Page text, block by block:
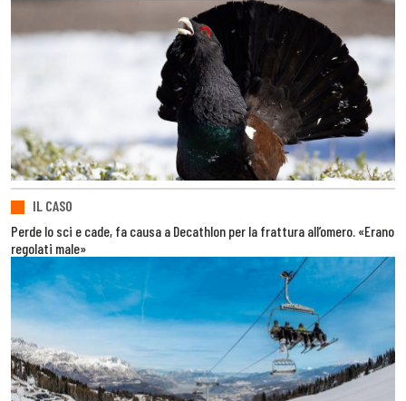
IL CASO
Perde lo sci e cade, fa causa a Decathlon per la frattura all’omero. «Erano
regolati male»